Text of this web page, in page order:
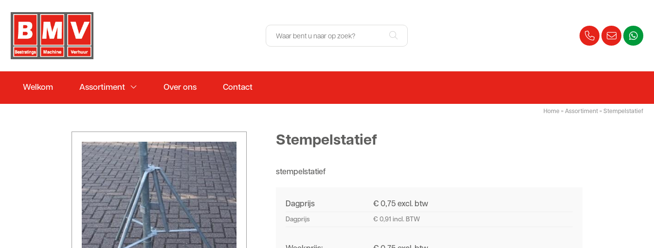
Welkom Assortiment Over ons Contact
Home » Assortiment » Stempelstatief
Stempelstatief
stempelstatief
Dagprijs € 0,75 excl. btw
Dagprijs € 0,91 incl. BTW